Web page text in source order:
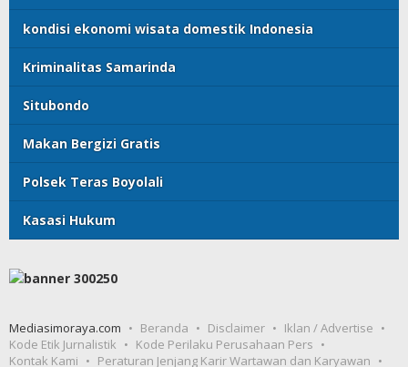
kondisi ekonomi wisata domestik Indonesia
Kriminalitas Samarinda
Situbondo
Makan Bergizi Gratis
Polsek Teras Boyolali
Kasasi Hukum
Mediasimoraya.com Beranda Disclaimer
Iklan / Advertise
Kode Etik Jurnalistik
Kode Perilaku Perusahaan Pers
Kontak Kami
Peraturan Jenjang Karir Wartawan dan Karyawan